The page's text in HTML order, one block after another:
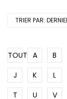
TRIER PAR:
TOUT A B
J
K L
T
U V